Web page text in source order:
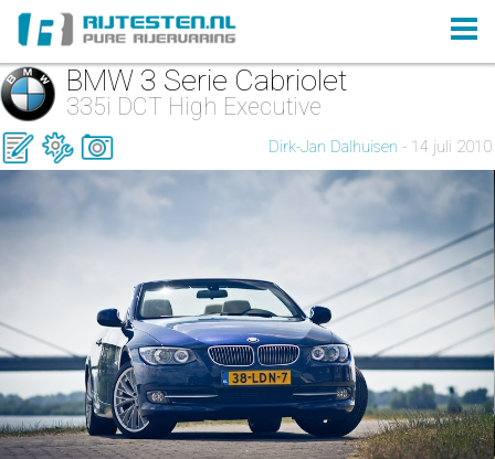
BMW 3 Serie Cabriolet
335i DCT High Executive
Dirk-Jan Dalhuisen - 14 juli 2010